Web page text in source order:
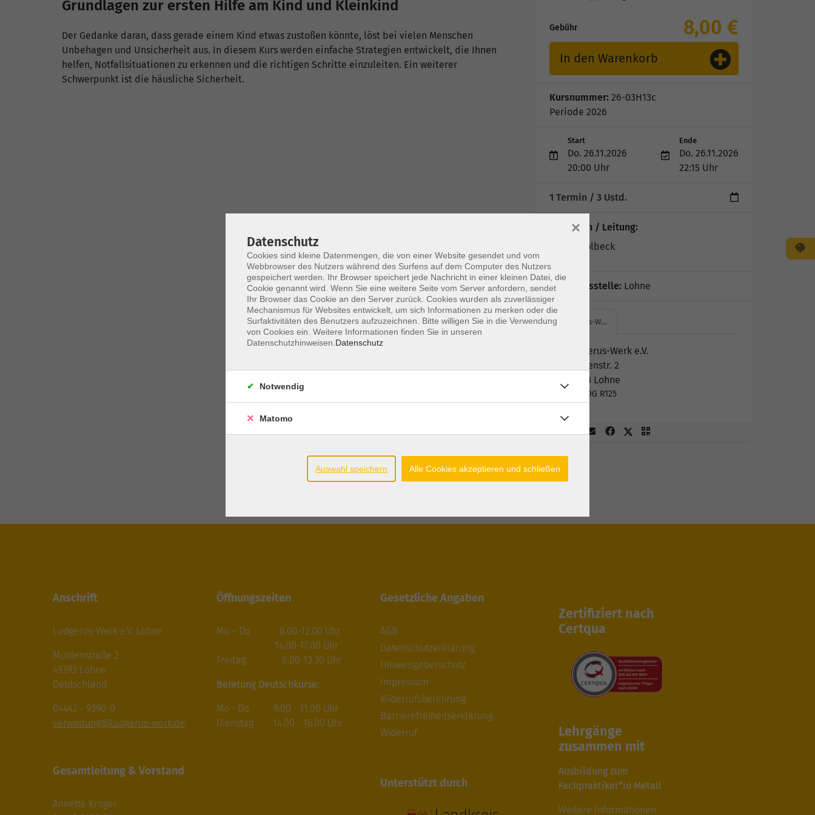
Grundlagen zur ersten Hilfe am Kind und Kleinkind
Der Gedanke daran, dass gerade einem Kind etwas zustoßen könnte, löst bei vielen Menschen
Unbehagen und Unsicherheit aus. In diesem Kurs werden einfache Strategien entwickelt, die Ihnen
helfen, Notfallsituationen zu erkennen und die richtigen Schritte einzuleiten. Ein weiterer
Schwerpunkt ist die häusliche Sicherheit.
Gebühr 8,00 €
In den Warenkorb
Kursnummer: 26-03H13c
Periode 2026
Start
Do. 26.11.2026
20:00 Uhr
Ende
Do. 26.11.2026
22:15 Uhr
1 Termin / 3 Ustd.
Dozent*in / Leitung:
Otmar Kolbeck
Geschäftsstelle: Lohne
Ludgerus-W…
Ludgerus-Werk e.V.
Mühlenstr. 2
49393 Lohne
R125 OG R125
Anschrift
Ludgerus-Werk e.V. Lohne
Mühlenstraße 2
49393 Lohne
Deutschland
04442 - 9390-0
verwaltung@ludgerus-werk.de
Gesamtleitung & Vorstand
Annette Kröger
Öffnungszeiten
Mo – Do 8.00-12.00 Uhr
14.00-17.00 Uhr
Freitag 8.00-13.30 Uhr
Beratung Deutschkurse:
Mo - Do 9.00 - 11.00 Uhr
Dienstag 14.00 - 16.00 Uhr
Gesetzliche Angaben
AGB
Datenschutzerklärung
Hinweisgeberschutz
Impressum
Widerrufsbelehrung
Barrierefreiheitserklärung
Widerruf
Unterstützt durch
Zertifiziert nach
Certqua
Lehrgänge
zusammen mit
Ausbildung zum
Fachpraktiker*in Metall
Weitere Informationen
Datenschutz
Cookies sind kleine Datenmengen, die von einer Website gesendet und vom
Webbrowser des Nutzers während des Surfens auf dem Computer des Nutzers
gespeichert werden. Ihr Browser speichert jede Nachricht in einer kleinen Datei, die
Cookie genannt wird. Wenn Sie eine weitere Seite vom Server anfordern, sendet
Ihr Browser das Cookie an den Server zurück. Cookies wurden als zuverlässiger
Mechanismus für Websites entwickelt, um sich Informationen zu merken oder die
Surfaktivitäten des Benutzers aufzuzeichnen. Bitte willigen Sie in die Verwendung
von Cookies ein. Weitere Informationen finden Sie in unseren
Datenschutzhinweisen. Datenschutz
×
Notwendig
Matomo
Auswahl speichern Alle Cookies akzeptieren und schließen